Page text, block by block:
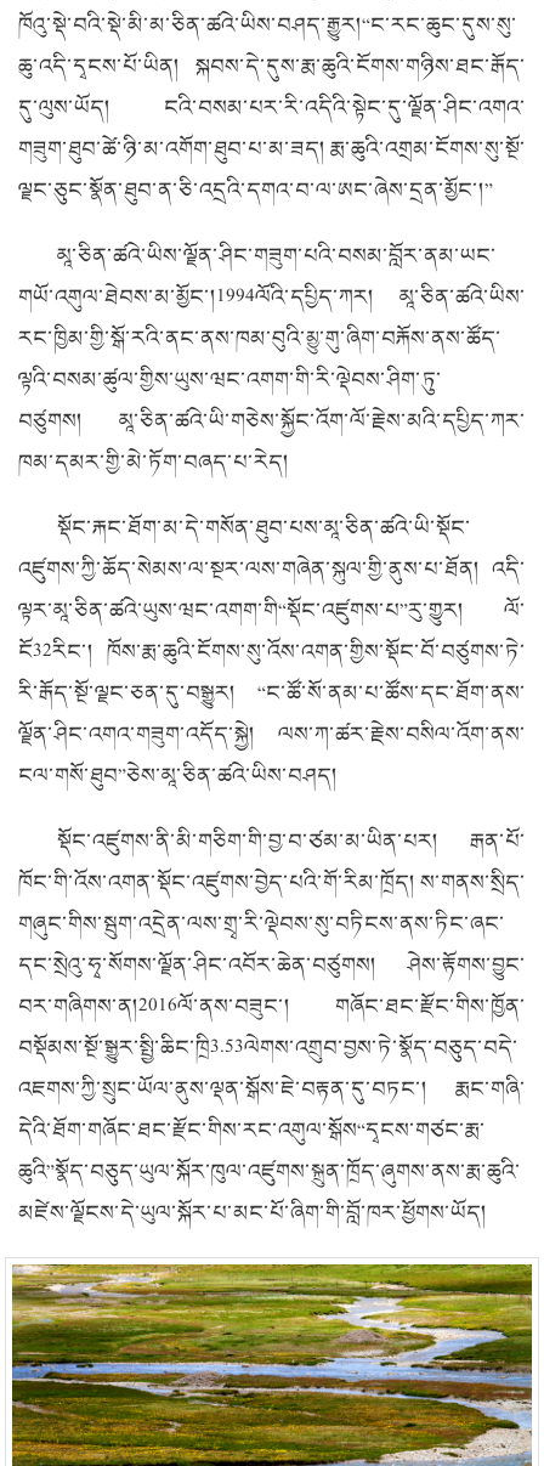
ཁོའུ་སྡེ་བའི་སྡེ་མི་མ་ཅིན་ཚའེ་ཡིས་བཤད་རྒྱུར།“ང་རང་ཆུང་དུས་སུ་
ཆུ་འདི་དྭངས་པོ་ཡིན། སྐབས་དེ་དུས་རྨ་ཆུའི་ངོགས་གཉིས་ཐང་རྒོད་
དུ་ལུས་ཡོད། ངའི་བསམ་པར་རི་འདིའི་སྟེང་དུ་ལྗོན་ཤིང་འགའ་
གཟུག་ཐུབ་ཚེ་ཉི་མ་འགོག་ཐུབ་པ་མ་ཟད། རྨ་ཆུའི་འགྲམ་ངོགས་སུ་སྔོ་
ལྗང་ཅུང་སྣོན་ཐུབ་ན་ཅི་འདྲའི་དགའ་བ་ལ་ཨང་ཞེས་དྲན་མྱོང་།”
མཱ་ཅིན་ཚའེ་ཡིས་ལྗོན་ཤིང་གཟུག་པའི་བསམ་བློར་ནམ་ཡང་
གཡོ་འགུལ་ཐེབས་མ་མྱོང་།1994ལོའི་དཔྱིད་ཀར། མཱ་ཅིན་ཚའེ་ཡིས་
རང་ཁྱིམ་གྱི་སྒོ་རའི་ནང་ནས་ཁམ་བུའི་མྱུ་གུ་ཞིག་བརྐོས་ནས་ཚོད་
ལྟའི་བསམ་ཚུལ་གྱིས་ཡུས་ཝང་འགག་གི་རི་ལྡེབས་ཤིག་ཏུ་
བཙུགས། མཱ་ཅིན་ཚའེ་ཡི་གཅེས་སྐྱོང་འོག་ལོ་རྗེས་མའི་དཔྱིད་ཀར་
ཁམ་དམར་གྱི་མེ་ཏོག་བཞད་པ་རེད།
སྡོང་རྐང་ཐོག་མ་དེ་གསོན་ཐུབ་པས་མཱ་ཅིན་ཚའེ་ཡི་སྡོང་
འཛུགས་ཀྱི་ཆོད་སེམས་ལ་སྔར་ལས་གཞེན་སྐུལ་གྱི་ནུས་པ་ཐོན། འདི་
ལྟར་མཱ་ཅིན་ཚའེ་ཡུས་ཝང་འགག་གི“སྡོང་འཛུགས་པ”རུ་གྱུར། ལོ་
ངོ32རིང་། ཁོས་རྨ་ཆུའི་ངོགས་སུ་འོས་འགན་གྱིས་སྡོང་བོ་བཙུགས་ཏེ་
རི་རྒོད་སྔོ་ལྗང་ཅན་དུ་བསྒྱུར། “ང་ཚོ་སོ་ནམ་པ་ཚོས་དང་ཐོག་ནས་
ལྗོན་ཤིང་འགའ་གཟུག་འདོད་སྐྱེ། ལས་ཀ་ཚར་རྗེས་བསིལ་འོག་ནས་
ངལ་གསོ་ཐུབ”ཅེས་མཱ་ཅིན་ཚའེ་ཡིས་བཤད།
སྡོང་འཛུགས་ནི་མི་གཅིག་གི་བྱ་བ་ཙམ་མ་ཡིན་པར། རྒན་པོ་
ཁོང་གི་འོས་འགན་སྡོང་འཛུགས་བྱེད་པའི་གོ་རིམ་ཁྲོད། ས་གནས་སྲིད་
གཞུང་གིས་སྦུག་འདྲེན་ལས་གྲྭ་རི་ལྡེབས་སུ་བཏིངས་ནས་ཏིང་ཞང་
དང་སྲེའུ་ཧྭ་སོགས་ལྗོན་ཤིང་འབོར་ཆེན་བཙུགས། ཤེས་རྟོགས་བྱུང་
བར་གཞིགས་ན།2016ལོ་ནས་བཟུང་། གཞོང་ཐང་རྫོང་གིས་ཁྱོན་
བསྡོམས་སྔོ་སྒྱུར་སྤྱི་ཆིང་ཁྲི3.53ལེགས་འགྲུབ་བྱས་ཏེ་སྣོད་བཅུད་བདེ་
འཇགས་ཀྱི་སྲུང་ཡོལ་ནུས་ལྡན་སྒོས་ཇེ་བརྟན་དུ་བཏང་། རྨང་གཞི་
དེའི་ཐོག་གཞོང་ཐང་རྫོང་གིས་རང་འགུལ་སྒོས“དྭངས་གཙང་རྨ་
ཆུའི”སྣོད་བཅུད་ཡུལ་སྐོར་ཁུལ་འཛུགས་སྐྲུན་ཁྲོད་ཞུགས་ནས་རྨ་ཆུའི་
མཛེས་ལྗོངས་དེ་ཡུལ་སྐོར་པ་མང་པོ་ཞིག་གི་བློ་ཁར་ཕྱོགས་ཡོད།